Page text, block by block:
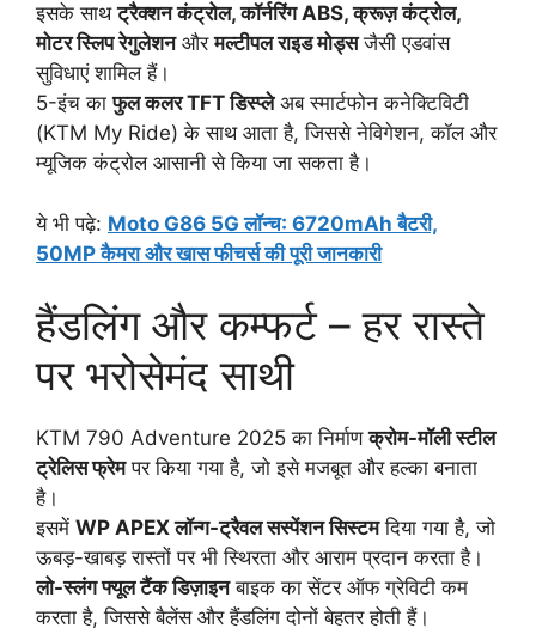
इसके साथट्रैक्शन कंट्रोल, कॉर्नरिंग ABS, क्रूज़ कंट्रोल,
मोटर स्लिप रेगुलेशनऔरमल्टीपल राइड मोड्सजैसी एडवांस
सुविधाएं शामिल हैं।
5-इंच काफुल कलर TFT डिस्प्लेअब स्मार्टफोन कनेक्टिविटी
(KTM My Ride) के साथ आता है, जिससे नेविगेशन, कॉल और
म्यूजिक कंट्रोल आसानी से किया जा सकता है।
ये भी पढ़े: Moto G86 5G लॉन्च: 6720mAh बैटरी,
50MP कैमरा और खास फीचर्स की पूरी जानकारी
हैंडलिंग और कम्फर्ट – हर रास्ते
पर भरोसेमंद साथी
KTM 790 Adventure 2025 का निर्माणक्रोम-मॉली स्टील
ट्रेलिस फ्रेमपर किया गया है, जो इसे मजबूत और हल्का बनाता
है।
इसमें WP APEX लॉन्ग-ट्रैवल सस्पेंशन सिस्टमदिया गया है, जो
ऊबड़-खाबड़ रास्तों पर भी स्थिरता और आराम प्रदान करता है।
लो-स्लंग फ्यूल टैंक डिज़ाइनबाइक का सेंटर ऑफ ग्रेविटी कम
करता है, जिससे बैलेंस और हैंडलिंग दोनों बेहतर होती हैं।